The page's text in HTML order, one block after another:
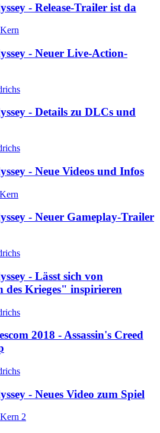
- Release-Trailer ist da
- Neuer Live-Action-
- Details zu DLCs und
- Neue Videos und Infos
- Neuer Gameplay-Trailer
- Lässt sich von
des Krieges" inspirieren
2018 - Assassin's Creed
- Neues Video zum Spiel
2